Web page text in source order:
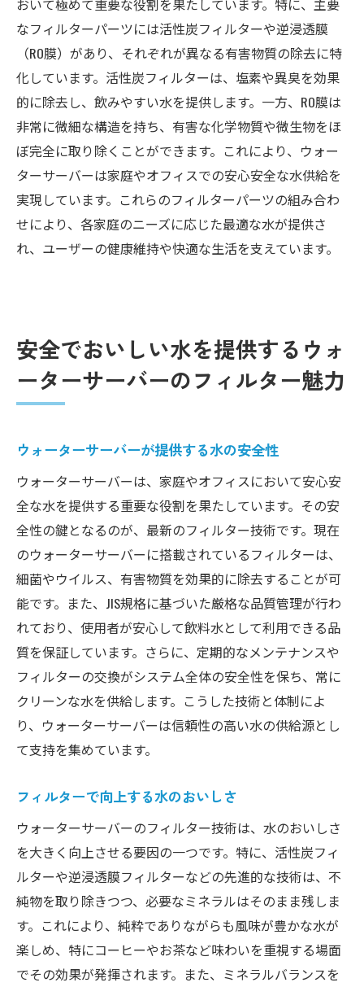
なフィルターパーツには活性炭フィルターや逆浸透膜
（RO膜）があり、それぞれが異なる有害物質の除去に特
化しています。活性炭フィルターは、塩素や異臭を効果
的に除去し、飲みやすい水を提供します。一方、RO膜は
非常に微細な構造を持ち、有害な化学物質や微生物をほ
ぼ完全に取り除くことができます。これにより、ウォー
ターサーバーは家庭やオフィスでの安心安全な水供給を
実現しています。これらのフィルターパーツの組み合わ
せにより、各家庭のニーズに応じた最適な水が提供さ
れ、ユーザーの健康維持や快適な生活を支えています。
安全でおいしい水を提供するウォ
ーターサーバーのフィルター魅力
ウォーターサーバーが提供する水の安全性
ウォーターサーバーは、家庭やオフィスにおいて安心安
全な水を提供する重要な役割を果たしています。その安
全性の鍵となるのが、最新のフィルター技術です。現在
のウォーターサーバーに搭載されているフィルターは、
細菌やウイルス、有害物質を効果的に除去することが可
能です。また、JIS規格に基づいた厳格な品質管理が行わ
れており、使用者が安心して飲料水として利用できる品
質を保証しています。さらに、定期的なメンテナンスや
フィルターの交換がシステム全体の安全性を保ち、常に
クリーンな水を供給します。こうした技術と体制によ
り、ウォーターサーバーは信頼性の高い水の供給源とし
て支持を集めています。
フィルターで向上する水のおいしさ
ウォーターサーバーのフィルター技術は、水のおいしさ
を大きく向上させる要因の一つです。特に、活性炭フィ
ルターや逆浸透膜フィルターなどの先進的な技術は、不
純物を取り除きつつ、必要なミネラルはそのまま残しま
す。これにより、純粋でありながらも風味が豊かな水が
楽しめ、特にコーヒーやお茶など味わいを重視する場面
でその効果が発揮されます。また、ミネラルバランスを